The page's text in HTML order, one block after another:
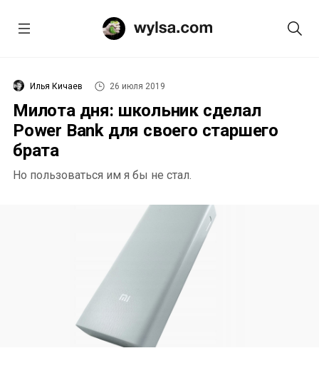
Илья Кичаев 26 июля 2019
Милота дня: школьник сделал
Power Bank для своего старшего
брата
Но пользоваться им я бы не стал.